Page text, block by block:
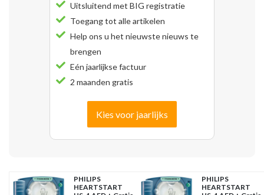
Uitsluitend met BIG registratie
Toegang tot alle artikelen
Help ons u het nieuwste nieuws te
brengen
Eén jaarlijkse factuur
2 maanden gratis
Kies voor jaarlijks
PHILIPS
HEARTSTART
PHILIPS
HEARTSTART